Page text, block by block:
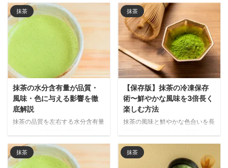
抹茶
抹茶の水分含有量が品質・
風味・色に与える影響を徹
底解説
抹茶の品質を左右する水分含有量
3〜5%以下が理想とされ、適切な
管理で鮮やかな緑色、豊かな風
味、きめ細やかな泡立ちを実現し
抹茶
【保存版】抹茶の冷凍保存
術〜鮮やかな風味を3倍長く
楽しむ方法
抹茶の風味と鮮やかな色合いを長
底解説！高級抹茶は8〜10ヶ月、
日常用は約1年も品質維持可能な
保存のコツと正しい解凍方法をご
抹茶 抹茶